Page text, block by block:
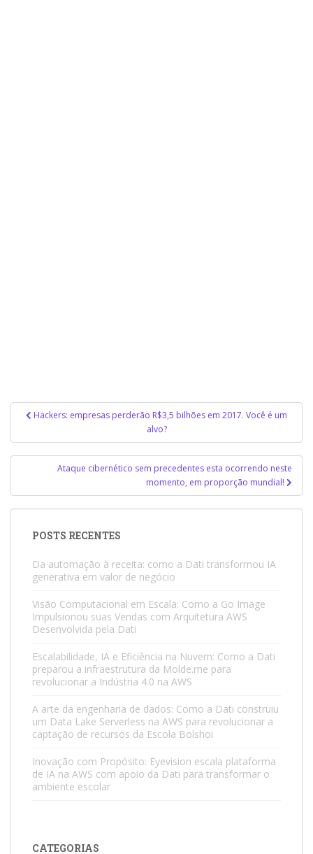
Navegação
Post
Hackers: empresas perderão R$3,5 bilhões em 2017. Você é um
alvo?
Ataque cibernético sem precedentes esta ocorrendo neste
momento, em proporção mundial!
POSTS RECENTES
Da automação à receita: como a Dati transformou IA
generativa em valor de negócio
Visão Computacional em Escala: Como a Go Image
Impulsionou suas Vendas com Arquitetura AWS
Desenvolvida pela Dati
Escalabilidade, IA e Eficiência na Nuvem: Como a Dati
preparou a infraestrutura da Molde.me para
revolucionar a Indústria 4.0 na AWS
A arte da engenharia de dados: Como a Dati construiu
um Data Lake Serverless na AWS para revolucionar a
captação de recursos da Escola Bolshoi
Inovação com Propósito: Eyevision escala plataforma
de IA na AWS com apoio da Dati para transformar o
ambiente escolar
CATEGORIAS